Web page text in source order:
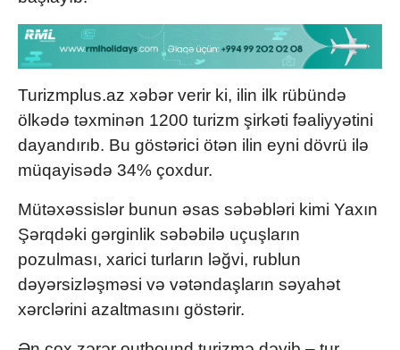
Turizmplus.az xəbər verir ki, ilin ilk rübündə
ölkədə təxminən 1200 turizm şirkəti fəaliyyətini
dayandırıb. Bu göstərici ötən ilin eyni dövrü ilə
müqayisədə 34% çoxdur.
Mütəxəssislər bunun əsas səbəbləri kimi Yaxın
Şərqdəki gərginlik səbəbilə uçuşların
pozulması, xarici turların ləğvi, rublun
dəyərsizləşməsi və vətəndaşların səyahət
xərclərini azaltmasını göstərir.